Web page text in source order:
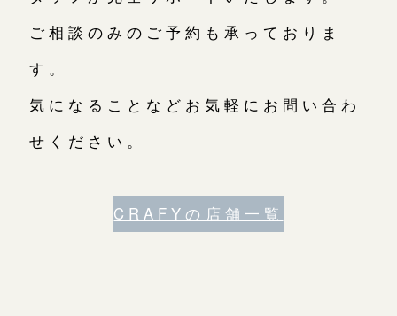
ご相談のみのご予約も承っておりま
す。
気になることなどお気軽にお問い合わ
せください。
CRAFYの店舗一覧